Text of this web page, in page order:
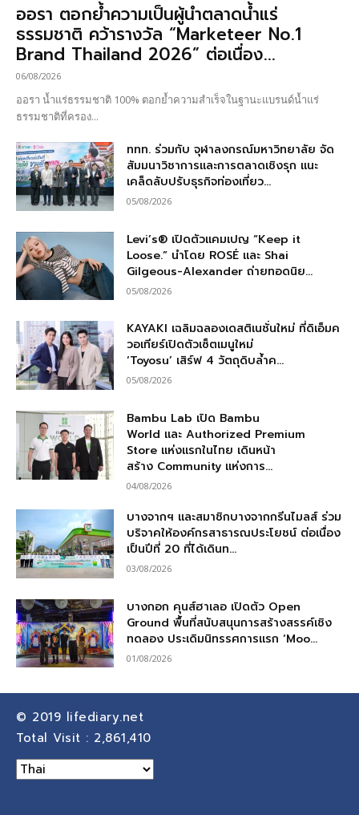
ออรา ตอกย้ำความเป็นผู้นำตลาดน้ำแร่
ธรรมชาติ คว้ารางวัล “Marketeer No.1
Brand Thailand 2026” ต่อเนื่อง...
06/08/2026
ออรา น้ำแร่ธรรมชาติ 100% ตอกย้ำความสำเร็จในฐานะแบรนด์น้ำแร่
ธรรมชาติที่ครอง...
ททท. ร่วมกับ จุฬาลงกรณ์มหาวิทยาลัย จัด
สัมมนาวิชาการและการตลาดเชิงรุก แนะ
เคล็ดลับปรับธุรกิจท่องเที่ยว...
05/08/2026
Levi’s® เปิดตัวแคมเปญ “Keep it
Loose.” นำโดย ROSÉ และ Shai
Gilgeous-Alexander ถ่ายทอดนิย...
05/08/2026
KAYAKI เฉลิมฉลองเดสติเนชั่นใหม่ ที่ดิเอ็มค
วอเทียร์เปิดตัวเซ็ตเมนูใหม่
‘Toyosu’ เสิร์ฟ 4 วัตถุดิบล้ำค...
05/08/2026
Bambu Lab เปิด Bambu
World และ Authorized Premium
Store แห่งแรกในไทย เดินหน้า
สร้าง Community แห่งการ...
04/08/2026
บางจากฯ และสมาชิกบางจากกรีนไมลส์ ร่วม
บริจาคให้องค์กรสาธารณประโยชน์ ต่อเนื่อง
เป็นปีที่ 20 ที่ได้เดินท...
03/08/2026
บางกอก คุนส์ฮาเลอ เปิดตัว Open
Ground พื้นที่สนับสนุนการสร้างสรรค์เชิง
ทดลอง ประเดิมนิทรรศการแรก ‘Moo...
01/08/2026
© 2019 lifediary.net
Total Visit : 2,861,410